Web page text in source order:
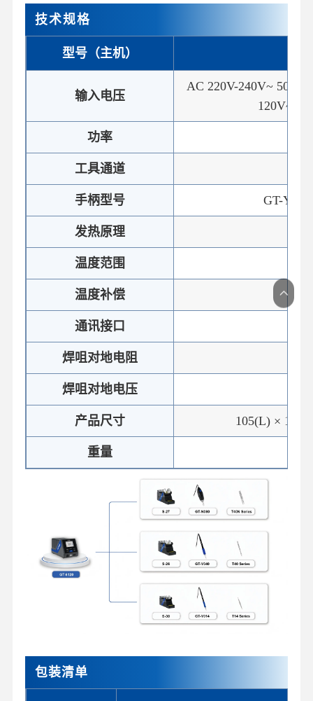
技术规格
型号（主机）
输入电压
AC 220V-240V~
120V~
功率
工具通道
手柄型号 GT-
发热原理
温度范围
温度补偿
通讯接口
焊咀对地电阻
焊咀对地电压
产品尺寸 105(L) ×
重量
包装清单